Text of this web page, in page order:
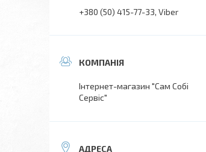
+380 (50) 415-77-33 Viber
Інтернет-магазин "Сам Собі
Сервіс"